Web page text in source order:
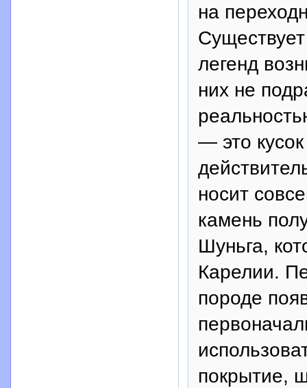
на
легенд
них не
— это
носит
камень
Шуньга,
Карелии.
породе
покрытие,